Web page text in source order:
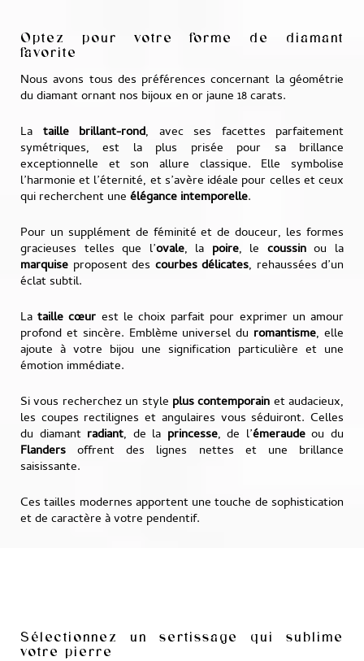
Optez pour votre forme de diamant
favorite
Nous avons tous des préférences concernant la géométrie
du diamant ornant nos bijoux en or jaune 18 carats.
La taille brillant-rond, avec ses facettes parfaitement
symétriques, est la plus prisée pour sa brillance
exceptionnelle et son allure classique. Elle symbolise
l’harmonie et l’éternité, et s’avère idéale pour celles et ceux
qui recherchent une élégance intemporelle.
Pour un supplément de féminité et de douceur, les formes
gracieuses telles que l’ovale, la poire, le coussinou la
marquise proposent des courbes délicates, rehaussées d’un
éclat subtil.
Lataille cœur est le choix parfait pour exprimer un amour
profond et sincère. Emblème universel du romantisme, elle
ajoute à votre bijou une signification particulière et une
émotion immédiate.
Si vous recherchez un style plus contemporain et audacieux,
les coupes rectilignes et angulaires vous séduiront. Celles
du diamant radiant, de la princesse, de l’émeraudeou du
Flanders offrent des lignes nettes et une brillance
saisissante.
Ces tailles modernes apportent une touche de sophistication
et de caractère à votre pendentif.
Sélectionnez un sertissage qui sublime
votre pierre